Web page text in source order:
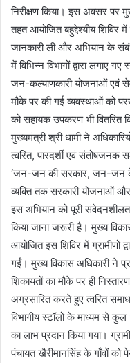
निरीक्षण किया। इस अवसर पर
तहत आयोजित बहुद्देश्यीय
जानकारी ली और अभियान के
में विभिन्न विभागों द्वारा लगाए
जन-कल्याणकारी योजनाओं एवं
मौके पर की गई व्यवस्थाओं को
को सहायक उपकरण भी वितरित
मुख्यमंत्री श्री धामी ने
त्वरित, पारदर्शी एवं संतोषजनक
‘जन-जन की सरकार, जन-जन के
व्यक्ति तक सरकारी योजनाओं
इस अभियान को पूरी
किया जाना जरूरी है। मुख्य
आयोजित इस शिविर में ग्रामीणों
गईं। मुख्य विकास अधिकारी ने
शिकायतों का मौके पर ही
अग्रसारित करते हुए त्वरित
विभागीय स्टॉलों के माध्यम से
का लाभ प्रदान किया गया।
पंचायत खैरीमानसिंह के गाँवों